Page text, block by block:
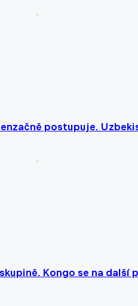
postupuje.
Kongo se na další